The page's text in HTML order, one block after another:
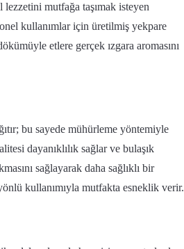
mutfağa taşımak isteyen
kullanımlar için üretilmiş yekpare
etlere gerçek ızgara aromasını
bu sayede mühürleme yöntemiyle
dayanıklılık sağlar ve bulaşık
sağlayarak daha sağlıklı bir
kullanımıyla mutfakta esneklik verir.